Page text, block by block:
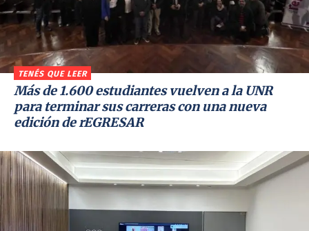
TENÉS QUE LEER
Más de 1.600 estudiantes vuelven a la UNR
para terminar sus carreras con una nueva
edición de rEGRESAR